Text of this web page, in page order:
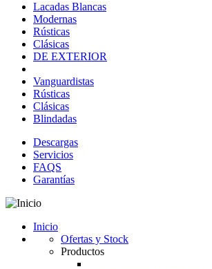
Lacadas Blancas
Modernas
Rústicas
Clásicas
DE EXTERIOR
Vanguardistas
Rústicas
Clásicas
Blindadas
Descargas
Servicios
FAQS
Garantías
Inicio
Ofertas y Stock
Productos